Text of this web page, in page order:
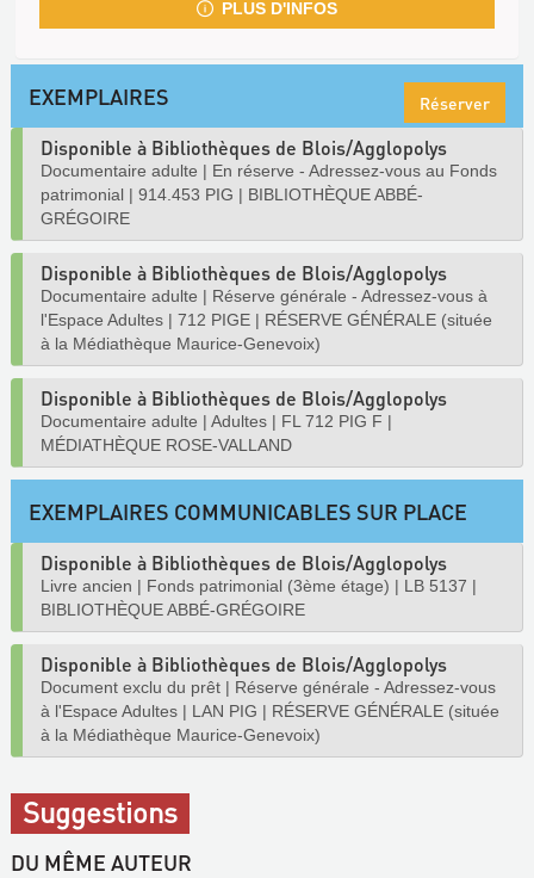
PLUS D'INFOS
EXEMPLAIRES Réserver
Disponible à Bibliothèques de Blois/Agglopolys
Documentaire adulte | En réserve - Adressez-vous au Fonds
patrimonial | 914.453 PIG | BIBLIOTHÈQUE ABBÉ-
GRÉGOIRE
Disponible à Bibliothèques de Blois/Agglopolys
Documentaire adulte | Réserve générale - Adressez-vous à
l'Espace Adultes | 712 PIGE | RÉSERVE GÉNÉRALE (située
à la Médiathèque Maurice-Genevoix)
Disponible à Bibliothèques de Blois/Agglopolys
Documentaire adulte | Adultes | FL 712 PIG F |
MÉDIATHÈQUE ROSE-VALLAND
EXEMPLAIRES COMMUNICABLES SUR PLACE
Disponible à Bibliothèques de Blois/Agglopolys
Livre ancien | Fonds patrimonial (3ème étage) | LB 5137 |
BIBLIOTHÈQUE ABBÉ-GRÉGOIRE
Disponible à Bibliothèques de Blois/Agglopolys
Document exclu du prêt | Réserve générale - Adressez-vous
à l'Espace Adultes | LAN PIG | RÉSERVE GÉNÉRALE (située
à la Médiathèque Maurice-Genevoix)
Suggestions
DU MÊME AUTEUR